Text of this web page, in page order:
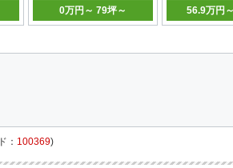
0万円～ 79坪～ 56.9万円
： 100369)